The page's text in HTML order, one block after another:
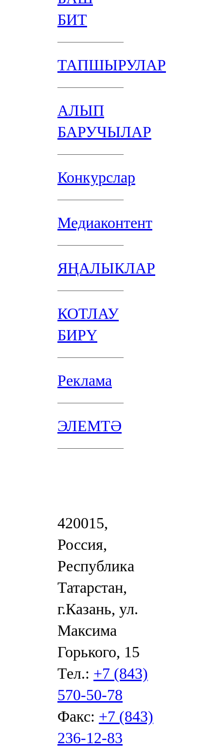
БИТ
ТАПШЫРУЛАР
АЛЫП
БАРУЧЫЛАР
Конкурслар
Медиаконтент
ЯҢАЛЫКЛАР
КОТЛАУ
БИРҮ
Реклама
ЭЛЕМТӘ
420015,
Россия,
Республика
Татарстан,
г.Казань, ул.
Максима
Горького, 15
Тел.: +7 (843)
570-50-78
Факс: +7 (843)
236-12-83